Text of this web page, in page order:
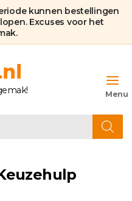
kunnen bestellingen
Excuses voor het